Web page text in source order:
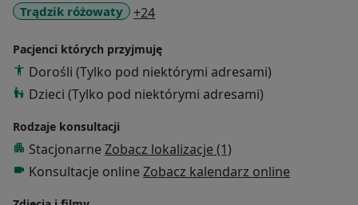
opublikowana w Academy of Aesthetic and Anti-Aging
udział w wielu szkoleniach, kursach i konferencjach,
uzyskując liczne dyplomy i certyfikaty. W 2011 roku
uzyskała tytuł Certyfikowanego Lekarza Medycyny
Dr Ewa Dybiec pracuje w centrum medycyny
estetycznej , laseroterapii i kosmetologii MEDEST w
Trądzik różowaty
+24a11y_sr_more_diseases
Pacjenci których przyjmuję
Dorośli (Tylko pod niektórymi adresami)
Dzieci (Tylko pod niektórymi adresami)
Rodzaje konsultacji
Stacjonarne Zobacz lokalizacje (1)
Konsultacje online Zobacz kalendarz online